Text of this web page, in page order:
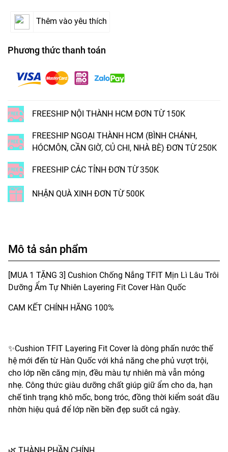
Thêm vào yêu thích
Phương thức thanh toán
FREESHIP NỘI THÀNH HCM ĐƠN TỪ 150K
FREESHIP NGOẠI THÀNH HCM (BÌNH CHÁNH,
HÓCMÔN, CẦN GIỜ, CỦ CHI, NHÀ BÈ) ĐƠN TỪ 250K
FREESHIP CÁC TỈNH ĐƠN TỪ 350K
NHẬN QUÀ XINH ĐƠN TỪ 500K
Mô tả sản phẩm
[MUA 1 TẶNG 3] Cushion Chống Nắng TFIT Mịn Lì Lâu Trôi
Dưỡng Ẩm Tự Nhiên Layering Fit Cover Hàn Quốc
CAM KẾT CHÍNH HÃNG 100%
✨Cushion TFIT Layering Fit Cover là dòng phấn nước thế
hệ mới đến từ Hàn Quốc với khả năng che phủ vượt trội,
cho lớp nền căng mịn, đều màu tự nhiên mà vẫn mỏng
nhẹ. Công thức giàu dưỡng chất giúp giữ ẩm cho da, hạn
chế tình trạng khô mốc, bong tróc, đồng thời kiểm soát dầu
nhờn hiệu quả để lớp nền bền đẹp suốt cả ngày.
🌿 THÀNH PHẦN CHÍNH